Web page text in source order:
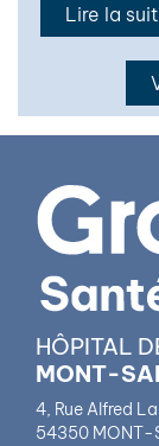
Lire la
HÔPITAL
MONT-
4, Rue Alfred
54350 MONT-